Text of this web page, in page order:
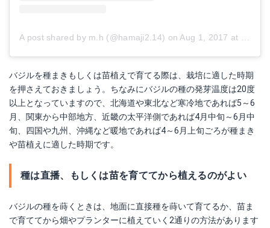
A post shared by m.h (@hamaji2.14) on Aug 1, 2017 at 2:41am PDT
バジルを種まきもしくは苗植えで育てる際は、栽培に適した時期
を押さえておきましょう。ちなみにバジルの種の発芽温度は20度
以上となっていますので、北海道や東北など寒冷地であれば5～6
月、関東から中部地方、近畿の太平洋側であれば4月中旬～6月中
旬、四国や九州、沖縄など暖地であれば4～6月上旬ごろが種まき
や苗植えに適した時期です。
種は直播、もしくは苗を育ててから植えるのがよい
バジルの種を蒔くときは、地面に直接種を蒔いて育てるか、苗ま
で育ててから畑やプランターに植えていく2通りの方法があります